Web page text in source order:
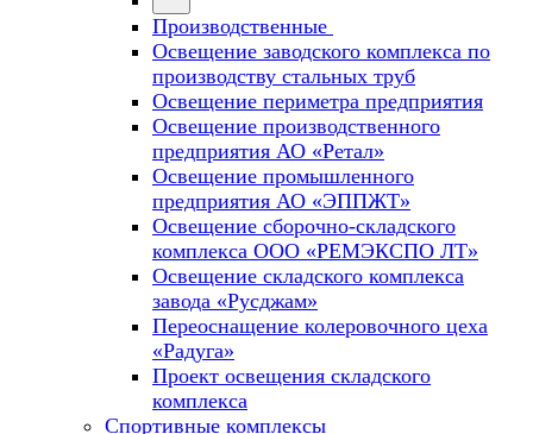
Производственные
Освещение заводского комплекса по
производству стальных труб
Освещение периметра предприятия
Освещение производственного
предприятия АО «Ретал»
Освещение промышленного
предприятия АО «ЭППЖТ»
Освещение сборочно-складского
комплекса ООО «РЕМЭКСПО ЛТ»
Освещение складского комплекса
завода «Русджам»
Переоснащение колеровочного цеха
«Радуга»
Проект освещения складского
комплекса
Спортивные комплексы